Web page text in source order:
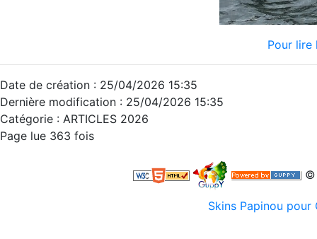
Pour
Date de création : 25/04/2026 15:35
Dernière modification : 25/04/2026 15:35
Catégorie : ARTICLES 2026
Page lue 363 fois
©
Skins Papinou